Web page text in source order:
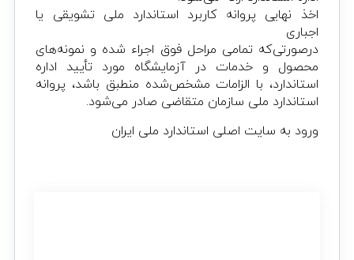
اخذ نهایی پروانه کاربرد استاندارد ملی تشویقی یا
اجباری
درصورتی‌که تمامی مراحل فوق اجراء شده و نمونه‌های
محصول و خدمات در آزمایشگاه مورد تأیید اداره
استاندارد، با الزامات مشخص‌شده منطبق باشد، پروانه
استاندارد ملی سازمان متقاضی صادر می‌شود.
ورود به سایت اصلی استاندارد ملی ایران